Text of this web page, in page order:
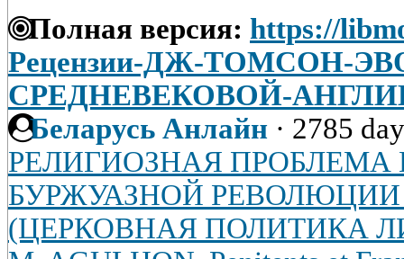
Полная версия: https://
Рецензии-ДЖ-ТОМСОН-
СРЕДНЕВЕКОВОЙ-
Беларусь Анлайн · 2785
РЕЛИГИОЗНАЯ
БУРЖУАЗНОЙ
(ЦЕРКОВНАЯ ПОЛИТИКА